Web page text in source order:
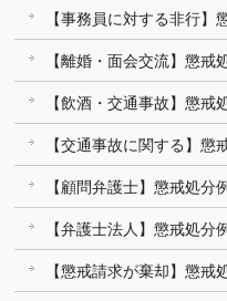
【事務員に対する非行】
【離婚・面会交流】懲戒
【飲酒・交通事故】懲戒
【交通事故に関する】懲
【顧問弁護士】懲戒処分例
【弁護士法人】懲戒処分例
【懲戒請求が棄却】懲戒